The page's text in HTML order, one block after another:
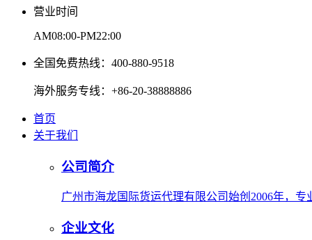
营业时间
AM08:00-PM22:00
全国免费热线：400-880-9518
海外服务专线：+86-20-38888886
首页
关于我们
公司简介
广州市海龙国际货运代理有限公司始创2006年，
企业文化